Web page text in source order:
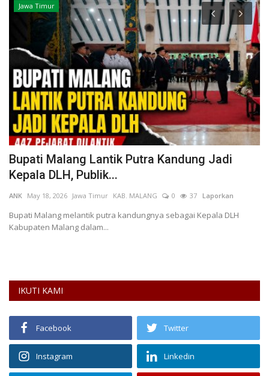
Jawa Timur
Bupati Malang Lantik Putra Kandung Jadi
Kepala DLH, Publik...
ANK May 18, 2026 Jawa Timur KAB. MALANG 0 37 Laporkan
Bupati Malang melantik putra kandungnya sebagai Kepala DLH
Kabupaten Malang dalam...
IKUTI KAMI
Facebook Twitter
Instagram Linkedin